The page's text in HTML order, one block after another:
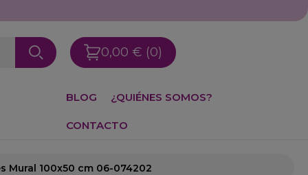
0,00 € (0)
BLOG ¿QUIÉNES SOMOS?
CONTACTO
Mural 100x50 cm 06-074202